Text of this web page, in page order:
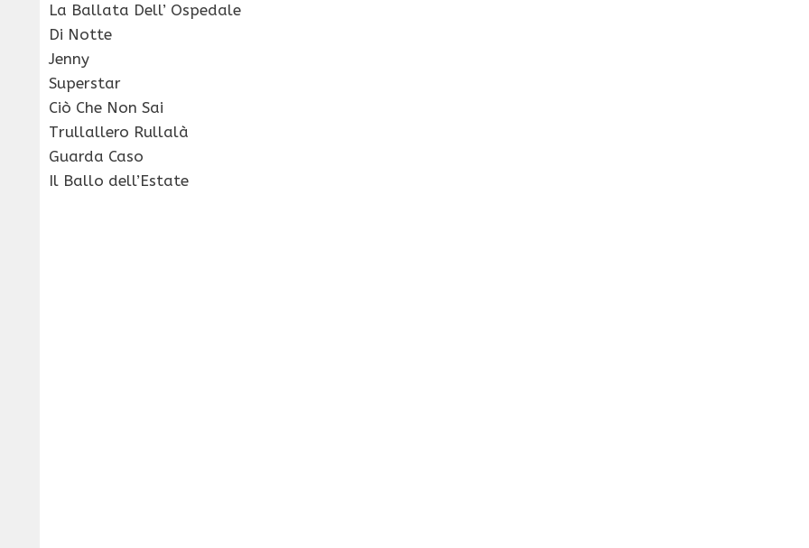
La Ballata Dell’ Ospedale
Di Notte
Jenny
Superstar
Ciò Che Non Sai
Trullallero Rullalà
Guarda Caso
Il Ballo dell’Estate